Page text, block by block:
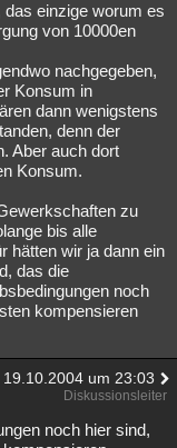
das einzige worum es
von 10000en
nachgegeben,
Konsum in
dann wenigstens
denn der
Aber auch dort
Konsum.
zu
bis alle
hätten wir ja dann ein
das die
noch
kompensieren
19.10.2004 um 23:03
Diskussionsleiter
noch hier sind,